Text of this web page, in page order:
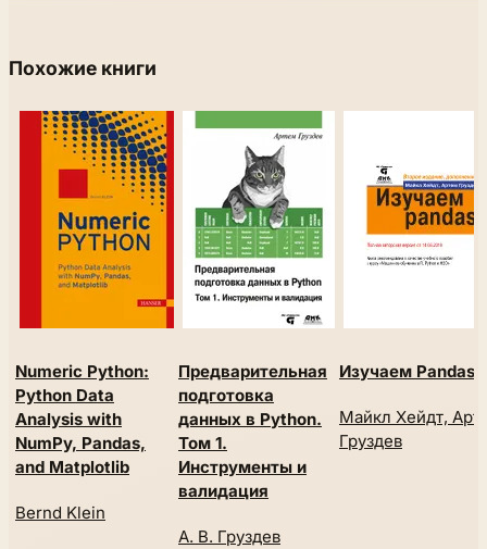
Похожие книги
Numeric Python:
Python Data
Analysis with
NumPy, Pandas,
and Matplotlib
Bernd Klein
Предварительная
подготовка
данных в Python.
Том 1.
Инструменты и
валидация
А. В. Груздев
Изучаем Pandas
Майкл Хейдт,
Груздев